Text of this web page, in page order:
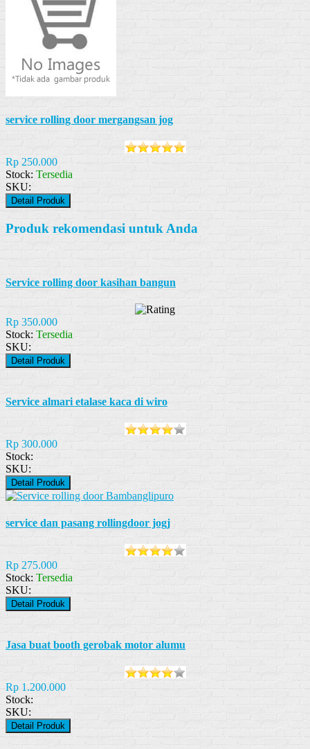
service rolling door mergangsan jog
Rp 250.000
Stock: Tersedia
SKU:
Detail Produk
Produk rekomendasi untuk Anda
Service rolling door kasihan bangun
Rp 350.000
Stock: Tersedia
SKU:
Detail Produk
Service almari etalase kaca di wiro
Rp 300.000
Stock:
SKU:
Detail Produk
service dan pasang rollingdoor jogj
Rp 275.000
Stock: Tersedia
SKU:
Detail Produk
Jasa buat booth gerobak motor alumu
Rp 1.200.000
Stock:
SKU:
Detail Produk